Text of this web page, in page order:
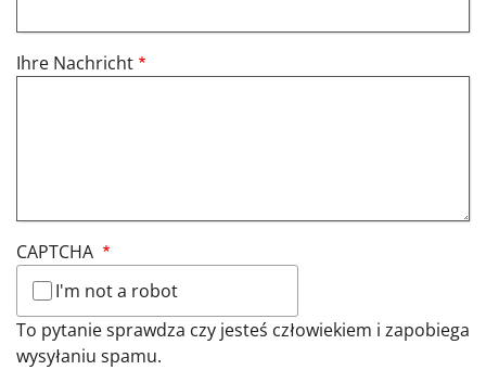
Ihre Nachricht
CAPTCHA
I'm not a robot
To pytanie sprawdza czy jesteś człowiekiem i zapobiega
wysyłaniu spamu.